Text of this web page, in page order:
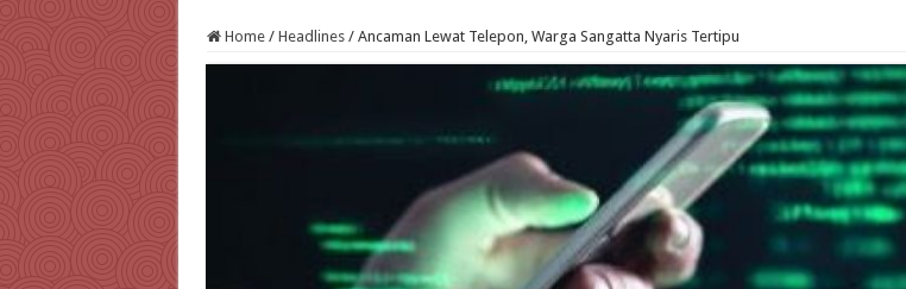
Home / Headlines / Ancaman Lewat Telepon, Warga Sangatta Nyaris Tertipu